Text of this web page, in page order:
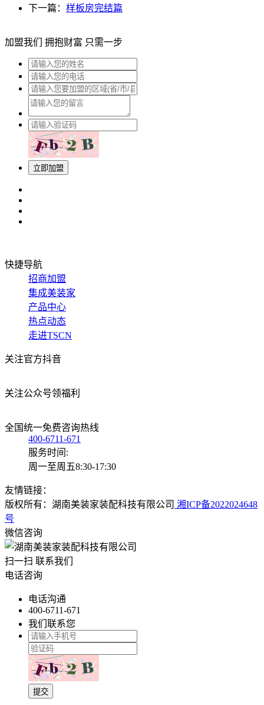
下一篇： 样板房完结篇
加盟我们 拥抱财富 只需一步
立即加盟
快捷导航
招商加盟
集成美装家
产品中心
热点动态
走进TSCN
关注官方抖音
关注公众号领福利
全国统一免费咨询热线
400-6711-671
服务时间:
周一至周五8:30-17:30
友情链接：
版权所有：湖南美装家装配科技有限公司 湘ICP备2022024648
号
微信咨询
扫一扫 联系我们
电话咨询
电话沟通
400-6711-671
我们联系您
提交